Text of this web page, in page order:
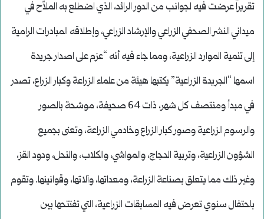
تقريراً عرضت فيه لجوانب من الدور الرائد، الذي اضطلع به الملاّح في
ميداني النشر الصحفي الزراعي والإرشاد الزراعي، وإطلاقه المبادرات الرامية
إلى تنمية الموارد الزراعية، ومما جاء فيه أنه “عزم على اصدار جريدة
اسمها “الجريدة الزراعية” يكتبها هيئة من علماء الزراعة وكبار الزراع، تصدر
في مبدأ ومنتصف كل شهر، ذات 64 صحيفة، موشحة بالصور
والرسوم الزراعية وصور كبار الزراع وخادمي الزراعة، وتعنى بجميع
الشؤون الزراعية، وتربية الدجاج، والمواشي، والكلاب، والنحل، ودود القز،
وغير ذلك مما يتعلق بصناعة الزراعة، ومعداتها، وآلاتها، وقوانينها. وتقوم
باحتفال سنوي تعرض فيه المسابقات الزراعية، التي تفتتحها بين